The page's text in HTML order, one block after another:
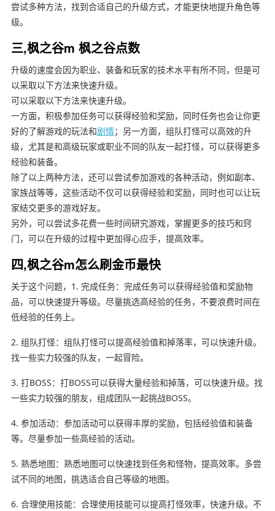
尝试多种方法，找到合适自己的升级方式，才能更快地提升角色等
级。
三,枫之谷m 枫之谷点数
升级的速度会因为职业、装备和玩家的技术水平有所不同，但是可
以采取以下方法来快速升级。
可以采取以下方法来快速升级。
一方面，积极参加任务可以获得经验和奖励，同时任务也会让你更
好的了解游戏的玩法和剧情；另一方面，组队打怪可以高效的升
级，尤其是和高级玩家或职业不同的队友一起打怪，可以获得更多
经验和装备。
除了以上两种方法，还可以尝试参加游戏的各种活动，例如副本、
家族战等等，这些活动不仅可以获得经验和奖励，同时也可以让玩
家结交更多的游戏好友。
另外，可以尝试多花费一些时间研究游戏，掌握更多的技巧和窍
门，可以在升级的过程中更加得心应手，提高效率。
四,枫之谷m怎么刷金币最快
关于这个问题，1. 完成任务：完成任务可以获得经验值和奖励物
品，可以快速提升等级。尽量挑选高经验的任务，不要浪费时间在
低经验的任务上。
2. 组队打怪：组队打怪可以提高经验值和掉落率，可以快速升级。
找一些实力较强的队友，一起冒险。
3. 打BOSS：打BOSS可以获得大量经验和掉落，可以快速升级。找
一些实力较强的朋友，组成团队一起挑战BOSS。
4. 参加活动：参加活动可以获得丰厚的奖励，包括经验值和装备
等。尽量参加一些高经验的活动。
5. 熟悉地图：熟悉地图可以快速找到任务和怪物，提高效率。多尝
试不同的地图，挑选适合自己等级的地图。
6. 合理使用技能：合理使用技能可以提高打怪效率，快速升级。不